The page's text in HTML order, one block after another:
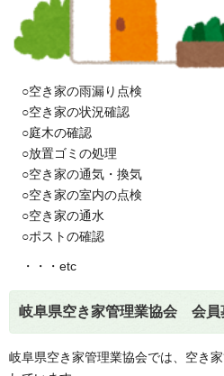
○空き家の雨漏り点検
○空き家の状況確認
○庭木の確認
○放置ゴミの処理
○空き家の通気・換気
○空き家の室内の点検
○空き家の通水
○ポストの確認
・・・etc
岐阜県空き家管理業協会 会員
岐阜県空き家管理業協会では、空き